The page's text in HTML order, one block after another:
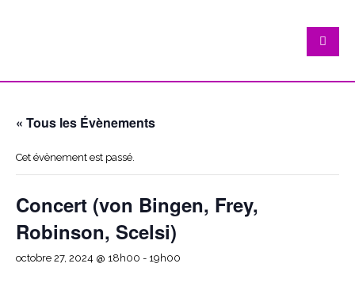
« Tous les Évènements
Cet évènement est passé.
Concert (von Bingen, Frey,
Robinson, Scelsi)
octobre 27, 2024 @ 18h00 - 19h00